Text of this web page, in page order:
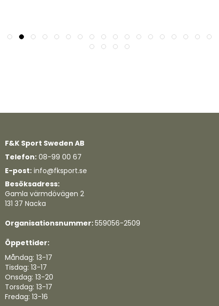
F&K Sport Sweden AB
Telefon: 08-99 00 67
E-post: info@fksport.se
Besöksadress:
Gamla värmdövägen 2
131 37 Nacka
Organisationsnummer:559056-2509
Öppettider:
Måndag: 13-17
Tisdag: 13-17
Onsdag: 13-20
Torsdag: 13-17
Fredag: 13-16